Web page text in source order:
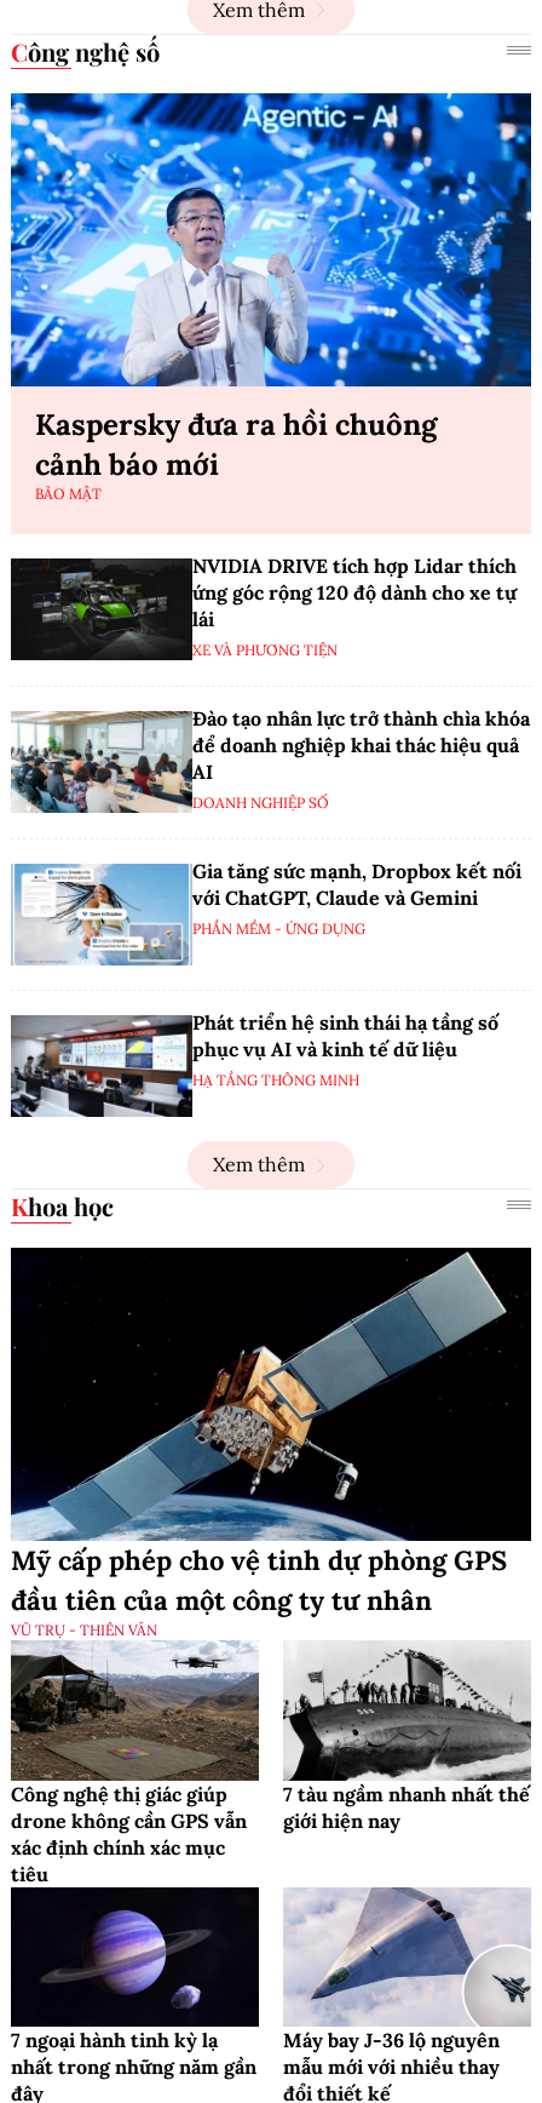
Xem thêm
Công nghệ số
Kaspersky đưa ra hồi chuông
cảnh báo mới
BẢO MẬT
NVIDIA DRIVE tích hợp Lidar thích
ứng góc rộng 120 độ dành cho xe tự
lái
XE VÀ PHƯƠNG TIỆN
Đào tạo nhân lực trở thành chìa khóa
để doanh nghiệp khai thác hiệu quả
AI
DOANH NGHIỆP SỐ
Gia tăng sức mạnh, Dropbox kết nối
với ChatGPT, Claude và Gemini
PHẦN MỀM - ỨNG DỤNG
Phát triển hệ sinh thái hạ tầng số
phục vụ AI và kinh tế dữ liệu
HẠ TẦNG THÔNG MINH
Xem thêm
Khoa học
Mỹ cấp phép cho vệ tinh dự phòng GPS
đầu tiên của một công ty tư nhân
VŨ TRỤ - THIÊN VĂN
Công nghệ thị giác giúp
drone không cần GPS vẫn
xác định chính xác mục
tiêu
7 tàu ngầm nhanh nhất thế
giới hiện nay
7 ngoại hành tinh kỳ lạ
nhất trong những năm gần
đây
Máy bay J-36 lộ nguyên
mẫu mới với nhiều thay
đổi thiết kế